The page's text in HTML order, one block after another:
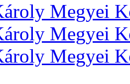
Megyei
Megyei
Megyei